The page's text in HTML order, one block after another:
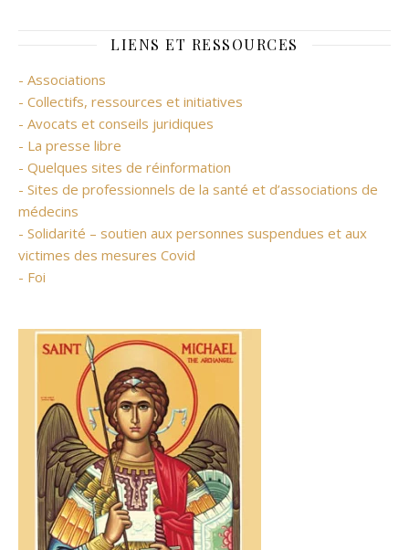
LIENS ET RESSOURCES
- Associations
- Collectifs, ressources et initiatives
- Avocats et conseils juridiques
- La presse libre
- Quelques sites de réinformation
- Sites de professionnels de la santé et d’associations de
médecins
- Solidarité – soutien aux personnes suspendues et aux
victimes des mesures Covid
- Foi